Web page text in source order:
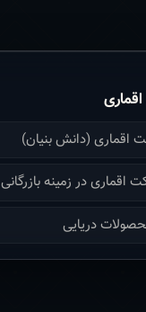
اقماری (دانش بنیان)
در زمینه بازرگانی
دریایی